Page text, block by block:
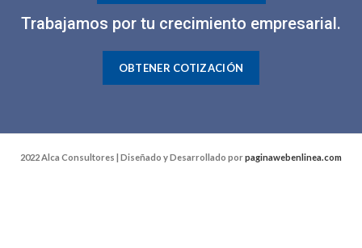
Trabajamos por tu crecimiento empresarial.
OBTENER COTIZACIÓN
2022 Alca Consultores | Diseñado y Desarrollado porpaginawebenlinea.com